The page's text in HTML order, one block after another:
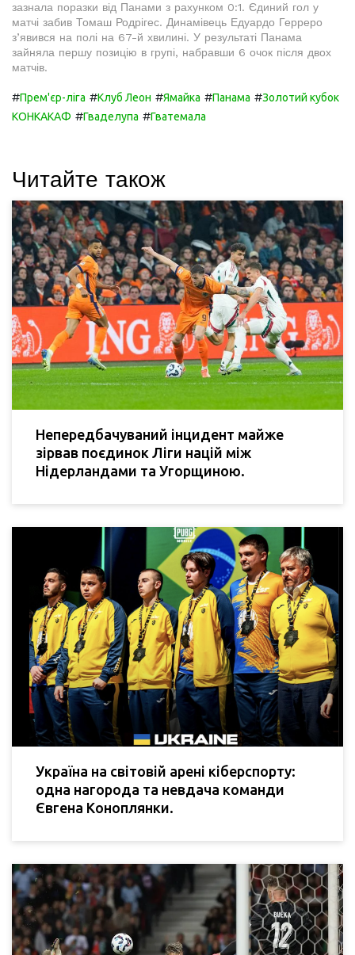
зазнала поразки від Панами з рахунком 0:1. Єдиний гол у
матчі забив Томаш Родрігес. Динамівець Едуардо Герреро
з’явився на полі на 67-й хвилині. У результаті Панама
зайняла першу позицію в групі, набравши 6 очок після двох
матчів.
#Прем'єр-ліга #Клуб Леон #Ямайка #Панама #Золотий кубок
КОНКАКАФ #Гваделупа #Гватемала
Читайте також
Непередбачуваний інцидент майже
зірвав поєдинок Ліги націй між
Нідерландами та Угорщиною.
Україна на світовій арені кіберспорту:
одна нагорода та невдача команди
Євгена Коноплянки.